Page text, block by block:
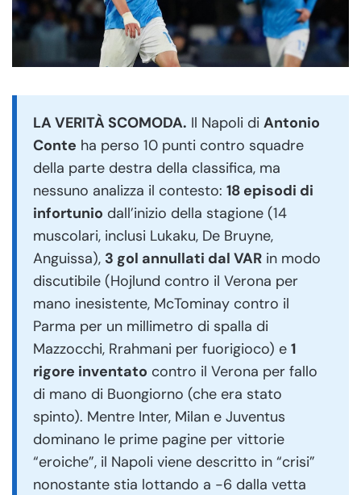
LA VERITÀ SCOMODA. Il Napoli di Antonio
Conte ha perso 10 punti contro squadre
della parte destra della classifica, ma
nessuno analizza il contesto: 18 episodi di
infortunio dall’inizio della stagione (14
muscolari, inclusi Lukaku, De Bruyne,
Anguissa), 3 gol annullati dal VAR in modo
discutibile (Hojlund contro il Verona per
mano inesistente, McTominay contro il
Parma per un millimetro di spalla di
Mazzocchi, Rrahmani per fuorigioco) e 1
rigore inventato contro il Verona per fallo
di mano di Buongiorno (che era stato
spinto). Mentre Inter, Milan e Juventus
dominano le prime pagine per vittorie
“eroiche”, il Napoli viene descritto in “crisi”
nonostante stia lottando a -6 dalla vetta